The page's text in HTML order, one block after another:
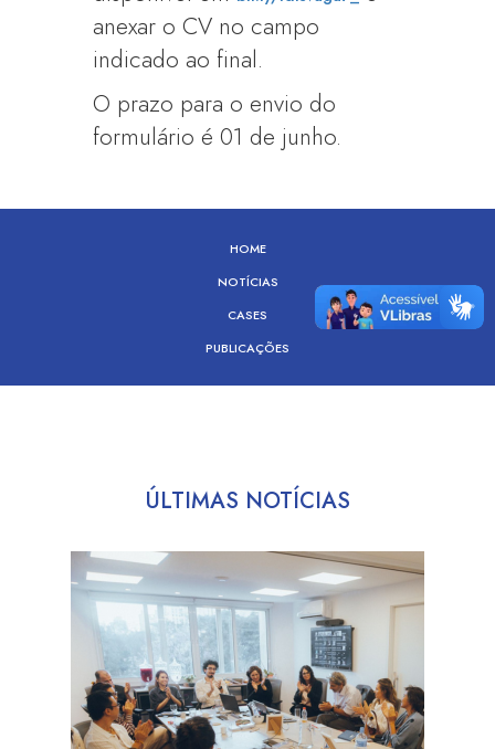
anexar o CV no campo
indicado ao final.
O prazo para o envio do
formulário é 01 de junho.
HOME
NOTÍCIAS
CASES
PUBLICAÇÕES
ÚLTIMAS NOTÍCIAS